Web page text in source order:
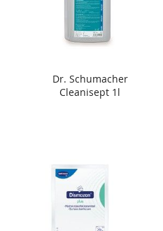
Dr. Schumacher
Cleanisept 1l